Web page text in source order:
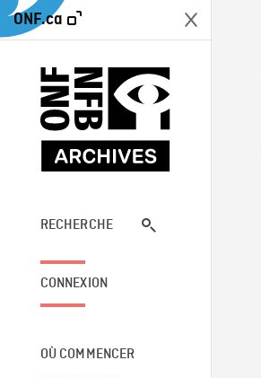
ONF.ca
RECHERCHE
CONNEXION
OÙ COMMENCER